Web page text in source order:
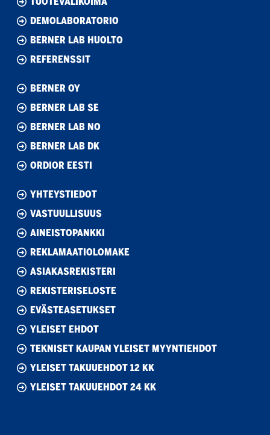
DEMOLABORATORIO
BERNER LAB HUOLTO
REFERENSSIT
BERNER OY
BERNER LAB SE
BERNER LAB NO
BERNER LAB DK
ORDIOR EESTI
YHTEYSTIEDOT
VASTUULLISUUS
AINEISTOPANKKI
REKLAMAATIOLOMAKE
ASIAKASREKISTERI
REKISTERISELOSTE
EVÄSTEASETUKSET
YLEISET EHDOT
TEKNISET KAUPAN YLEISET MYYNTIEHDOT
YLEISET TAKUUEHDOT 12 KK
YLEISET TAKUUEHDOT 24 KK